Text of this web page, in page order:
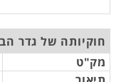
חוקיותה של גדר
מק"ט